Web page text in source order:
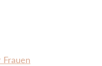
Frauen